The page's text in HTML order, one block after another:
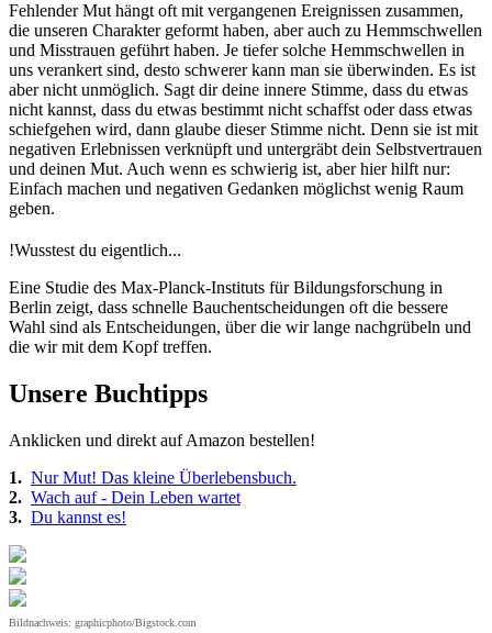
Fehlender Mut hängt oft mit vergangenen Ereignissen zusammen,
die unseren Charakter geformt haben, aber auch zu Hemmschwellen
und Misstrauen geführt haben. Je tiefer solche Hemmschwellen in
uns verankert sind, desto schwerer kann man sie überwinden. Es ist
aber nicht unmöglich. Sagt dir deine innere Stimme, dass du etwas
nicht kannst, dass du etwas bestimmt nicht schaffst oder dass etwas
schiefgehen wird, dann glaube dieser Stimme nicht. Denn sie ist mit
negativen Erlebnissen verknüpft und untergräbt dein Selbstvertrauen
und deinen Mut. Auch wenn es schwierig ist, aber hier hilft nur:
Einfach machen und negativen Gedanken möglichst wenig Raum
geben.
!Wusstest du eigentlich...
Eine Studie des Max-Planck-Instituts für Bildungsforschung in
Berlin zeigt, dass schnelle Bauchentscheidungen oft die bessere
Wahl sind als Entscheidungen, über die wir lange nachgrübeln und
die wir mit dem Kopf treffen.
Unsere Buchtipps
Anklicken und direkt auf Amazon bestellen!
1. Nur Mut! Das kleine Überlebensbuch.
2. Wach auf - Dein Leben wartet
3. Du kannst es!
Bildnachweis: graphicphoto/Bigstock.com